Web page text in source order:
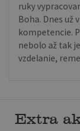
ruky
Boha. Dnes už
kompetencie.
nebolo až tak
vzdelanie,
Extra